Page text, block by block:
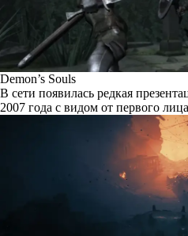
Demon’s Souls
В сети появилась редкая
2007 года с видом от первого лица